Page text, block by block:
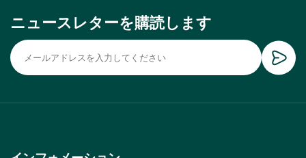
ニュースレターを購読します